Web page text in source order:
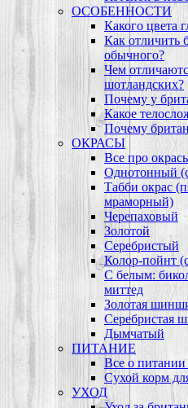
ОСОБЕННОСТИ
Какого цвета
Как отличить
обычного?
Чем
шотландских?
Почему у
Какое
Почему
ОКРАСЫ
Все про
Однотонный
Табби окрас
мраморный)
Черепаховый
Золотой
Серебристый
Колор-пойнт
С белым:
миттед
Золотая
Серебристая
Дымчатый
ПИТАНИЕ
Все о питании
Сухой корм
УХОД